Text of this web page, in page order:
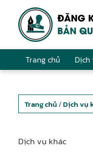
Trang chủ Dịch
Trang chủ /Dịch vụ
Dịch vụ khác